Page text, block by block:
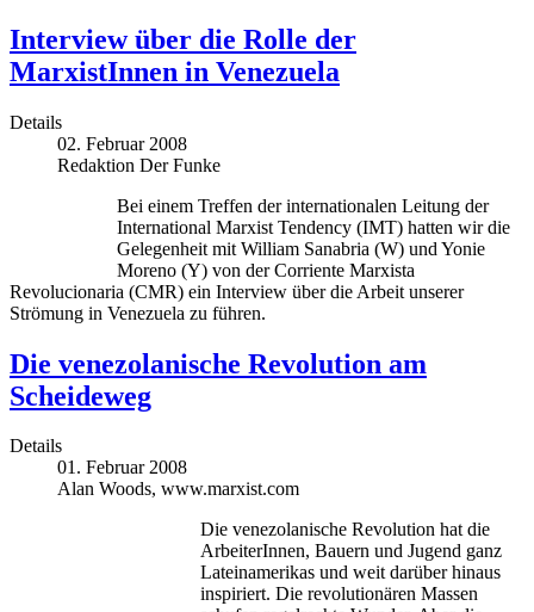
Interview über die Rolle der
MarxistInnen in Venezuela
Details
02. Februar 2008
Redaktion Der Funke
Bei einem Treffen der internationalen Leitung der
International Marxist Tendency (IMT) hatten wir die
Gelegenheit mit William Sanabria (W) und Yonie
Moreno (Y) von der Corriente Marxista
Revolucionaria (CMR) ein Interview über die Arbeit unserer
Strömung in Venezuela zu führen.
Die venezolanische Revolution am
Scheideweg
Details
01. Februar 2008
Alan Woods, www.marxist.com
Die venezolanische Revolution hat die
ArbeiterInnen, Bauern und Jugend ganz
Lateinamerikas und weit darüber hinaus
inspiriert. Die revolutionären Massen